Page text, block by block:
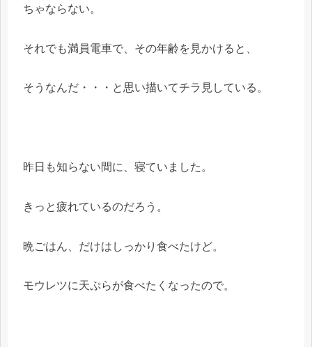
ちゃならない。
それでも満員電車で、その年齢を見かけると、
そうなんだ・・・と思い描いてチラ見している。
昨日も知らない間に、寝ていました。
きっと疲れているのだろう。
晩ごはん、だけはしっかり食べたけど。
モウレツに天ぷらが食べたくなったので。